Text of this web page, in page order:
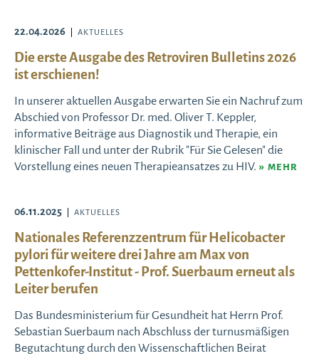
22.04.2026 AKTUELLES
Die erste Ausgabe des Retroviren Bulletins 2026
ist erschienen!
In unserer aktuellen Ausgabe erwarten Sie ein Nachruf zum
Abschied von Professor Dr. med. Oliver T. Keppler,
informative Beiträge aus Diagnostik und Therapie, ein
klinischer Fall und unter der Rubrik "Für Sie Gelesen" die
Vorstellung eines neuen Therapieansatzes zu HIV.
MEHR
06.11.2025 AKTUELLES
Nationales Referenzzentrum für Helicobacter
pylori für weitere drei Jahre am Max von
Pettenkofer-Institut - Prof. Suerbaum erneut als
Leiter berufen
Das Bundesministerium für Gesundheit hat Herrn Prof.
Sebastian Suerbaum nach Abschluss der turnusmäßigen
Begutachtung durch den Wissenschaftlichen Beirat